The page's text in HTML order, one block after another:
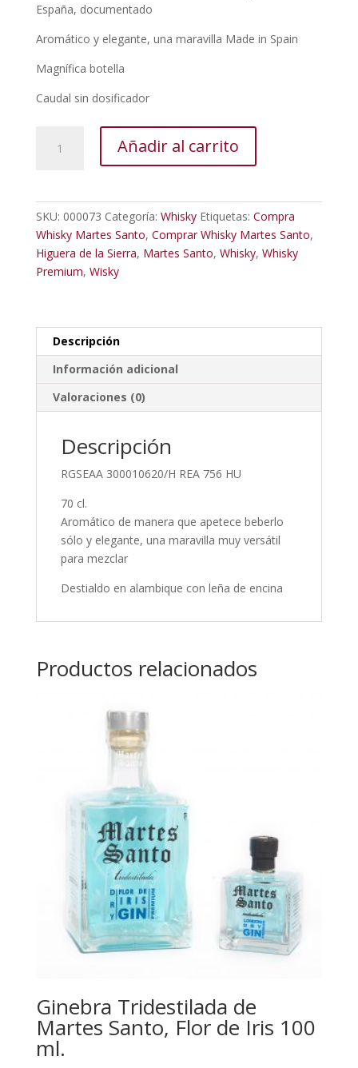
España, documentado
Aromático y elegante, una maravilla Made in Spain
Magnífica botella
Caudal sin dosificador
Blended
Santo
cantidad
Añadir al carrito
SKU: 000073 Categoría: Whisky Etiquetas: Compra
Whisky Martes Santo, Comprar Whisky Martes Santo,
Higuera de la Sierra, Martes Santo, Whisky, Whisky
Premium, Wisky
Descripción
Información adicional
Valoraciones (0)
Descripción
RGSEAA 300010620/H REA 756 HU
70 cl.
Aromático de manera que apetece beberlo
sólo y elegante, una maravilla muy versátil
para mezclar
Destialdo en alambique con leña de encina
Productos relacionados
Ginebra Tridestilada de
Martes Santo, Flor de Iris 100
ml.